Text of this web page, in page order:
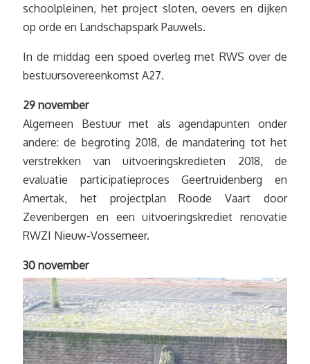
schoolpleinen, het project sloten, oevers en dijken
op orde en Landschapspark Pauwels.
In de middag een spoed overleg met RWS over de
bestuursovereenkomst A27.
29 november
Algemeen Bestuur met als agendapunten onder
andere: de begroting 2018, de mandatering tot het
verstrekken van uitvoeringskredieten 2018, de
evaluatie participatieproces Geertruidenberg en
Amertak, het projectplan Roode Vaart door
Zevenbergen en een uitvoeringskrediet renovatie
RWZI Nieuw-Vossemeer.
30 november